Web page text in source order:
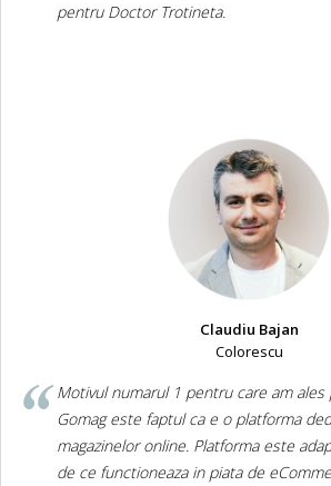
pentru Doctor Trotineta.
Claudiu Bajan
Colorescu
Motivul numarul 1 pentru care am ales
Gomag este faptul ca e o platforma
magazinelor online. Platforma este
de ce functioneaza in piata de